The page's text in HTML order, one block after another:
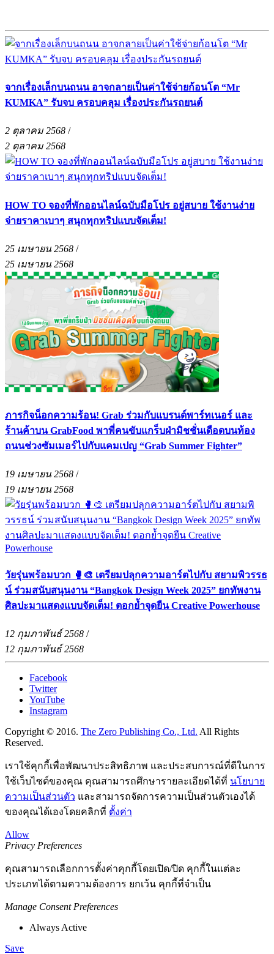
จากเรื่องเล็กบนถนน อาจกลายเป็นค่าใช้จ่ายก้อนโต “Mr
KUMKA” รับจบ ครอบคลุม เรื่องประกันรถยนต์
2 ตุลาคม 2568 /
2 ตุลาคม 2568
HOW TO จองที่พักออนไลน์ฉบับมือโปร อยู่สบาย ใช้งานง่าย
จ่ายราคาเบาๆ สนุกทุกทริปแบบจัดเต็ม!
25 เมษายน 2568 /
25 เมษายน 2568
ภารกิจน็อกความร้อน! Grab ร่วมกับแบรนด์พาร์ทเนอร์ และ
ร้านค้าบน GrabFood พาพี่คนขับแกร็บฝ่ามิชชั่นเดือดบนท้อง
ถนนช่วงซัมเมอร์ไปกับแคมเปญ “Grab Summer Fighter”
19 เมษายน 2568 /
19 เมษายน 2568
วัยรุ่นพร้อมบวก 🥊🎨 เตรียมปลุกความอาร์ตไปกับ สยามพิวรรธ
น์ ร่วมสนับสนุนงาน “Bangkok Design Week 2025” ยกทัพงาน
ศิลปะมาแสดงแบบจัดเต็ม! ตอกย้ำจุดยืน Creative Powerhouse
12 กุมภาพันธ์ 2568 /
12 กุมภาพันธ์ 2568
Facebook
Twitter
YouTube
Instagram
Copyright © 2016. The Zero Publishing Co., Ltd. All Rights
Reserved.
เราใช้คุกกี้เพื่อพัฒนาประสิทธิภาพ และประสบการณ์ที่ดีในการ
ใช้เว็บไซต์ของคุณ คุณสามารถศึกษารายละเอียดได้ที่ นโยบาย
ความเป็นส่วนตัว และสามารถจัดการความเป็นส่วนตัวเองได้
ของคุณได้เองโดยคลิกที่ ตั้งค่า
Allow
Privacy Preferences
คุณสามารถเลือกการตั้งค่าคุกกี้โดยเปิด/ปิด คุกกี้ในแต่ละ
ประเภทได้ตามความต้องการ ยกเว้น คุกกี้ที่จำเป็น
Manage Consent Preferences
Always Active
Save